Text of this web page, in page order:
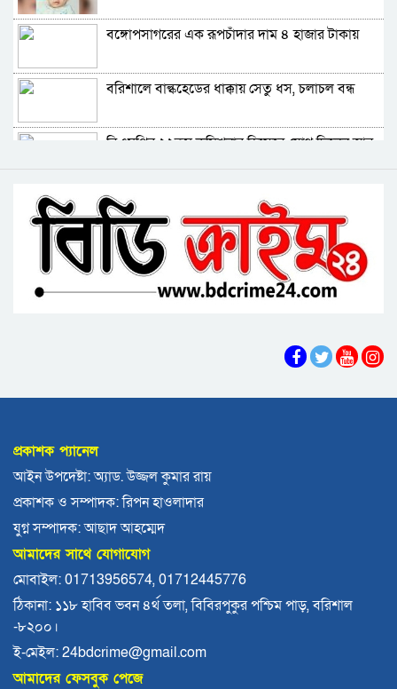
বরিশালে রাস্তার পাশ থেকে ৯ বস্তা সরকারি কম্বল
উদ্ধার
লোডশেডিংয়ে বিপর্যস্ত কুয়াকাটা, মুখ থুবড়ে পড়ছে
পর্যটন ব্যবসা
বরগুনায় মৃত ভেবে মিলাদ, ১৭ বছর পর বাড়ি ফিরলেন
বঙ্গোপসাগরের এক রূপচাঁদার দাম ৪ হাজার টাকায়
বরিশালে বাল্কহেডের ধাক্কায় সেতু ধস, চলাচল বন্ধ
বিএমপির ২২তম কমিশনার হিসেবে যোগ দিলেন আবু
বরিশাল থেকে যেন কোনো রোগীকে ঢাকায় যেতে না
হয়: ড. জিয়াউদ্দিন
পটুয়াখালীতে কুকুরকে পিটিয়ে হত্যা, আসামীকে ২০
হাজার টাকা জরিমানা
ভোলায় পঞ্চম শ্রেণির ছাত্রীকে সংঘবদ্ধ ধর্ষণের
লোডশেডিংয়ে বিপর্যস্ত কুয়াকাটা, মুখ থুবড়ে পড়ছে
পর্যটন ব্যবসা
বরগুনায় মৃত ভেবে মিলাদ, ১৭ বছর পর বাড়ি ফিরলেন
আলমগীর
ববি শিক্ষককে সাময়িক বরখাস্ত
আসামি গ্রেপ্তার
ঝালকাঠি নতুন কার্পেটিং সড়ক কেটে কালভার্ট নির্মাণ
প্রকাশক প্যানেল
আইন উপদেষ্টা: অ্যাড. উজ্জল কুমার রায়
প্রকাশক ও সম্পাদক: রিপন হাওলাদার
যুগ্ন সম্পাদক: আছাদ আহম্মেদ
আমাদের সাথে যোগাযোগ
মোবাইল: 01713956574, 01712445776
ঠিকানা: ১১৮ হাবিব ভবন ৪র্থ তলা, বিবিরপুকুর পশ্চিম পাড়, বরিশাল
-৮২০০।
ই-মেইল: 24bdcrime@gmail.com
আমাদের ফেসবুক পেজে